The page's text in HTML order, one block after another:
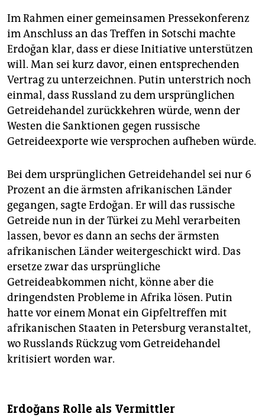
Im Rahmen einer gemeinsamen Pressekonferenz
im Anschluss an das Treffen in Sotschi machte
Erdoğan klar, dass er diese Initiative unterstützen
will. Man sei kurz davor, einen entsprechenden
Vertrag zu unterzeichnen. Putin unterstrich noch
einmal, dass Russland zu dem ursprünglichen
Getreidehandel zurückkehren würde, wenn der
Westen die Sanktionen gegen russische
Getreideexporte wie versprochen aufheben würde.
Bei dem ursprünglichen Getreidehandel sei nur 6
Prozent an die ärmsten afrikanischen Länder
gegangen, sagte Erdoğan. Er will das russische
Getreide nun in der Türkei zu Mehl verarbeiten
lassen, bevor es dann an sechs der ärmsten
afrikanischen Länder weitergeschickt wird. Das
ersetze zwar das ursprüngliche
Getreideabkommen nicht, könne aber die
dringendsten Probleme in Afrika lösen. Putin
hatte vor einem Monat ein Gipfeltreffen mit
afrikanischen Staaten in Petersburg veranstaltet,
wo Russlands Rückzug vom Getreidehandel
kritisiert worden war.
Erdoğans Rolle als Vermittler